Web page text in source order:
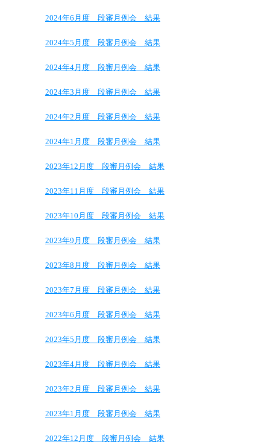
2024年6月度 段審月例会 結果
2024年5月度 段審月例会 結果
2024年4月度 段審月例会 結果
2024年3月度 段審月例会 結果
2024年2月度 段審月例会 結果
2024年1月度 段審月例会 結果
2023年12月度 段審月例会 結果
2023年11月度 段審月例会 結果
2023年10月度 段審月例会 結果
2023年9月度 段審月例会 結果
2023年8月度 段審月例会 結果
2023年7月度 段審月例会 結果
2023年6月度 段審月例会 結果
2023年5月度 段審月例会 結果
2023年4月度 段審月例会 結果
2023年2月度 段審月例会 結果
2023年1月度 段審月例会 結果
2022年12月度 段審月例会 結果